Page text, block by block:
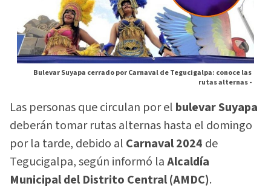
Bulevar Suyapa cerrado por Carnaval de Tegucigalpa: conoce las
rutas alternas -
Las personas que circulan por el bulevar Suyapa
deberán tomar rutas alternas hasta el domingo
por la tarde, debido al Carnaval 2024 de
Tegucigalpa, según informó laAlcaldía
Municipal del Distrito Central (AMDC).